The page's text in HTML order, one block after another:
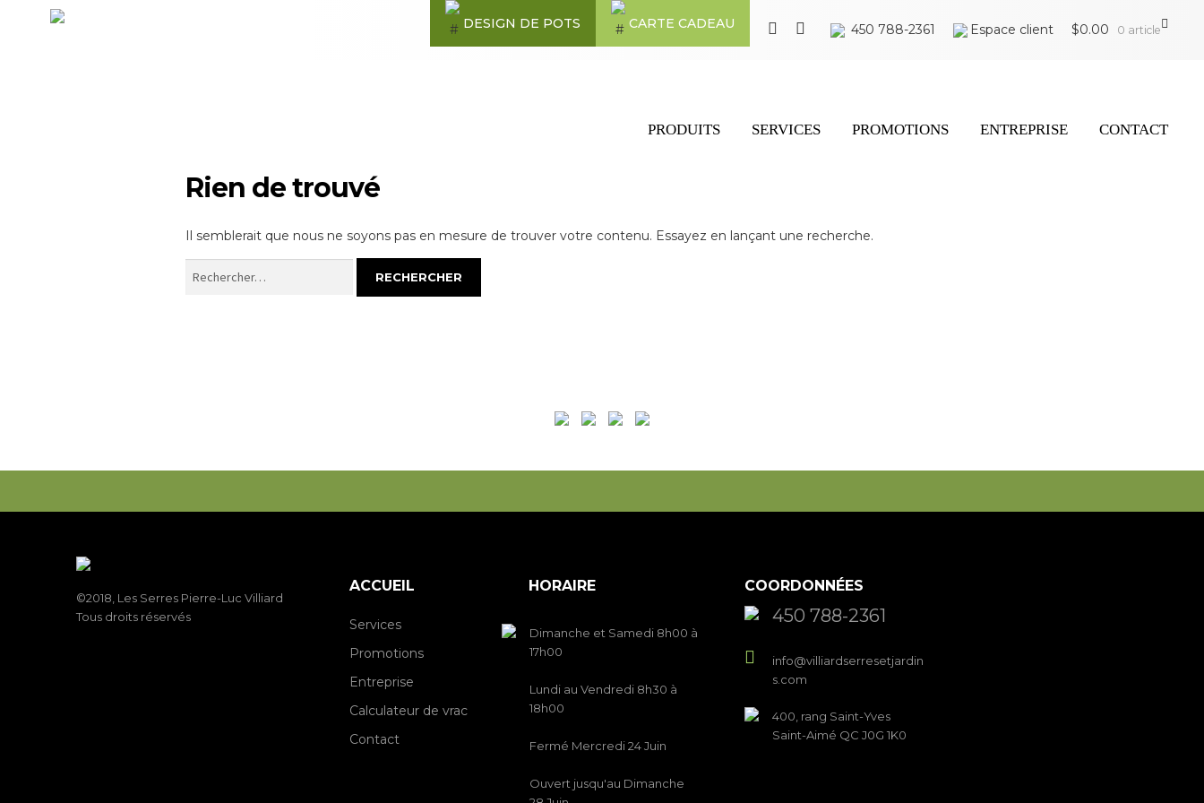
DESIGN DE POTS CARTE CADEAU 450 788-2361 Espace client $0.00 0 article
PRODUITS SERVICES PROMOTIONS ENTREPRISE CONTACT
Rien de trouvé
Il semblerait que nous ne soyons pas en mesure de trouver votre contenu. Essayez en lançant une recherche.
©2018, Les Serres Pierre-Luc Villiard
Tous droits réservés
ACCUEIL
Services
Promotions
Entreprise
Calculateur de vrac
Contact
HORAIRE
Dimanche et Samedi 8h00 à
17h00
Lundi au Vendredi 8h30 à
18h00
Fermé Mercredi 24 Juin
Ouvert jusqu'au Dimanche
COORDONNÉES
450 788-2361
info@villiardserresetjardin
s.com
400, rang Saint-Yves
Saint-Aimé QC J0G 1K0